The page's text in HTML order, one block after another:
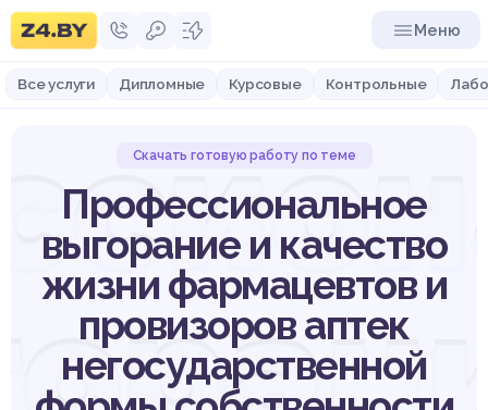
Меню
Все услуги Дипломные Курсовые Контрольные
Скачать готовую работу по теме
Профессиональное
выгорание и качество
жизни фармацевтов и
провизоров аптек
негосударственной